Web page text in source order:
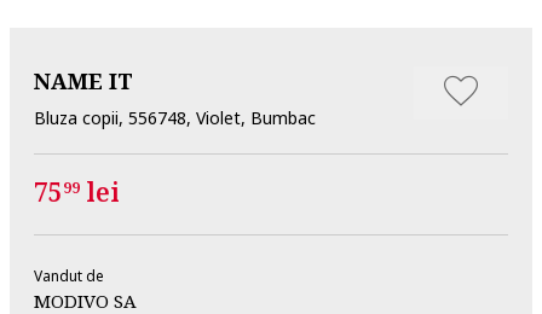
NAME IT
Bluza copii, 556748, Violet, Bumbac
7599 lei
Vandut de
MODIVO SA